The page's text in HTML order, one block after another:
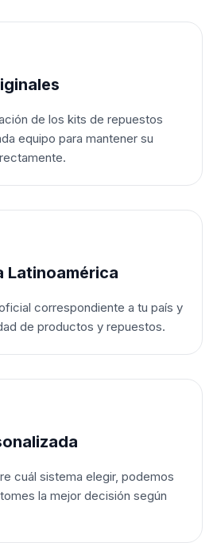
de los kits de repuestos
equipo para mantener su
Latinoamérica
correspondiente a tu país y
de productos y repuestos.
cuál sistema elegir, podemos
la mejor decisión según